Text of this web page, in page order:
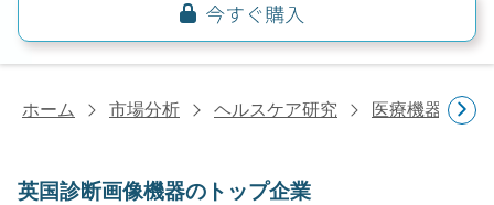
ホーム 市場分析 ヘルスケア研究 医療機器研究
英国診断画像機器のトップ企業